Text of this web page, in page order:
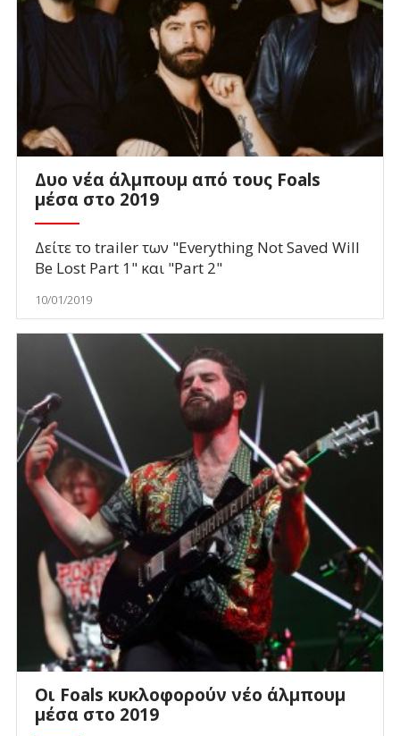
Δυο νέα άλμπουμ από τους Foals
μέσα στο 2019
Δείτε το trailer των "Everything Not Saved Will
Be Lost Part 1" και "Part 2"
10/01/2019
Οι Foals κυκλοφορούν νέο άλμπουμ
μέσα στο 2019